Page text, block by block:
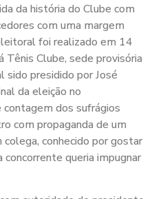
da história do Clube com
com uma margem
foi realizado em 14
Clube, sede provisória
sido presidido por José
da eleição no
dos sufrágios
com propaganda de um
conhecido por gostar
concorrente queria impugnar